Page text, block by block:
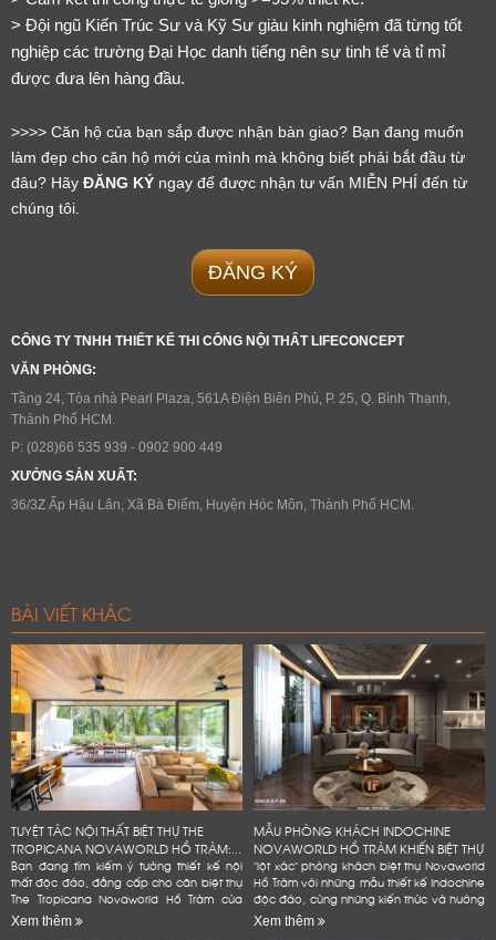
> Đội ngũ Kiến Trúc Sư và Kỹ Sư giàu kinh nghiệm đã từng tốt
nghiệp các trường Đại Học danh tiếng nên sự tinh tế và tỉ mỉ
được đưa lên hàng đầu.
>>>> Căn hộ của bạn sắp được nhận bàn giao? Bạn đang muốn
làm đẹp cho căn hộ mới của mình mà không biết phải bắt đầu từ
đâu? Hãy ĐĂNG KÝ ngay để được nhận tư vấn MIỄN PHÍ đến từ
chúng tôi.
ĐĂNG KÝ
CÔNG TY TNHH THIẾT KẾ THI CÔNG NỘI THẤT LIFECONCEPT
VĂN PHÒNG:
Tầng 24, Tòa nhà Pearl Plaza, 561A Điện Biên Phủ, P. 25, Q. Bình Thạnh,
Thành Phố HCM.
P: (028)66 535 939 - 0902 900 449
XƯỞNG SẢN XUẤT:
36/3Z Ấp Hậu Lân, Xã Bà Điểm, Huyện Hóc Môn, Thành Phố HCM.
BÀI VIẾT KHÁC
TUYỆT TÁC NỘI THẤT BIỆT THỰ THE
TROPICANA NOVAWORLD HỒ TRÀM:...
Bạn đang tìm kiếm ý tưởng thiết kế nội
thất độc đáo, đẳng cấp cho căn biệt thự
The Tropicana Novaworld Hồ Tràm của
mình? Hãy để Lifeconcept đồng hành
cùng bạn! Chúng tôi không...
Xem thêm
MẪU PHÒNG KHÁCH INDOCHINE
NOVAWORLD HỒ TRÀM KHIẾN BIỆT THỰ
"lột xác" phòng khách biệt thự Novaworld
Hồ Tràm với những mẫu thiết kế Indochine
độc đáo, cùng những kiến thức và hướng
dẫn chi tiết, dễ dàng áp dụng. Bạn
không cần phải là...
Xem thêm